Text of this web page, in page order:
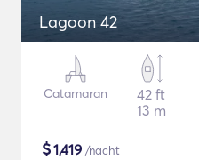
Lagoon 42
Catamaran
42 ft
13 m
$1,419 /nacht